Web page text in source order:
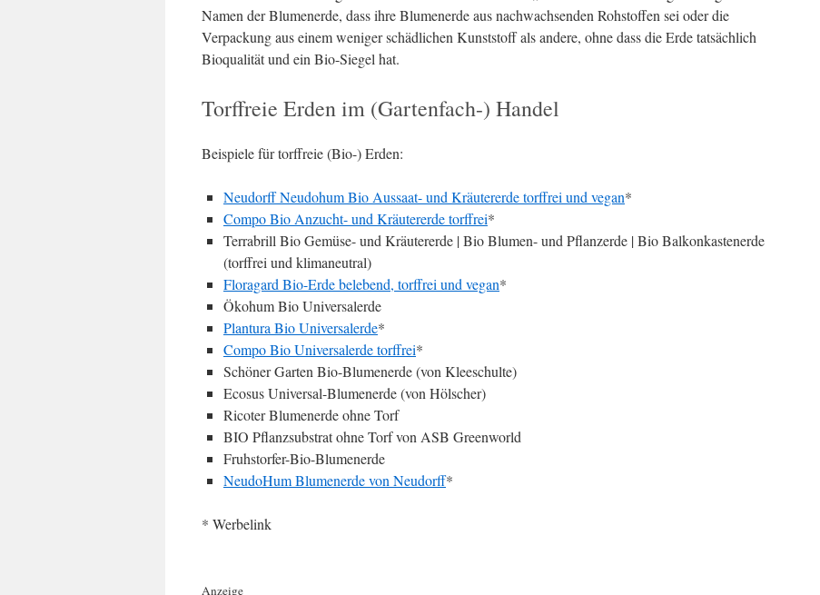
Namen der Blumenerde, dass ihre Blumenerde aus nachwachsenden Rohstoffen sei oder die
Verpackung aus einem weniger schädlichen Kunststoff als andere, ohne dass die Erde tatsächlich
Bioqualität und ein Bio-Siegel hat.
Torffreie Erden im (Gartenfach-) Handel
Beispiele für torffreie (Bio-) Erden:
Neudorff Neudohum Bio Aussaat- und Kräutererde torffrei und vegan*
Compo Bio Anzucht- und Kräutererde torffrei*
Terrabrill Bio Gemüse- und Kräutererde | Bio Blumen- und Pflanzerde | Bio Balkonkastenerde
(torffrei und klimaneutral)
Floragard Bio-Erde belebend, torffrei und vegan*
Ökohum Bio Universalerde
Plantura Bio Universalerde*
Compo Bio Universalerde torffrei*
Schöner Garten Bio-Blumenerde (von Kleeschulte)
Ecosus Universal-Blumenerde (von Hölscher)
Ricoter Blumenerde ohne Torf
BIO Pflanzsubstrat ohne Torf von ASB Greenworld
Fruhstorfer-Bio-Blumenerde
NeudoHum Blumenerde von Neudorff*
* Werbelink
Anzeige